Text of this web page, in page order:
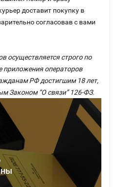
доставит покупку в
согласовав с вами
осуществляется строго по
приложения операторов
РФ достигшим 18 лет,
Законом “О связи” 126-ФЗ.